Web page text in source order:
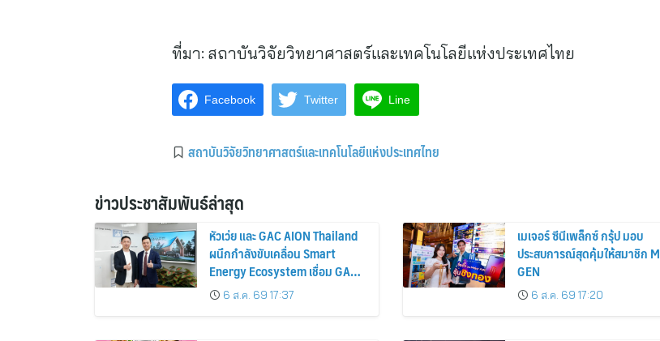
ที่มา: สถาบันวิจัยวิทยาศาสตร์และเทคโนโลยีแห่งประเทศไทย
Facebook Twitter Line
สถาบันวิจัยวิทยาศาสตร์และเทคโนโลยีแห่งประเทศไทย
ข่าวประชาสัมพันธ์ล่าสุด
หัวเว่ย และ GAC AION Thailand
ผนึกกำลังขับเคลื่อน Smart
Energy Ecosystem เชื่อม GAC
GN8 PHEV รถยนต์ MPV ระดับ
พรีเมียม เข้ากับพลังงานแสง
6 ส.ค. 69 17:37
เมเจอร์ ซีนีเพล็กซ์ กรุ้ป มอบ
ประสบการณ์สุดคุ้มให้สมาชิก M
GEN
6 ส.ค. 69 17:20